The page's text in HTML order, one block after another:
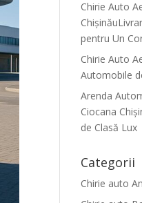
Chirie Auto
pentru Un
Chirie Auto
Automobile
Arenda
Ciocana
de Clasă Lux
Categorii
Chirie auto